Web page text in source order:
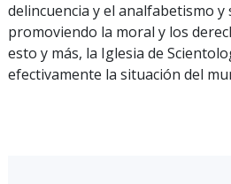
delincuencia y el analfabetismo
promoviendo la moral y los
esto y más, la Iglesia de
efectivamente la situación del